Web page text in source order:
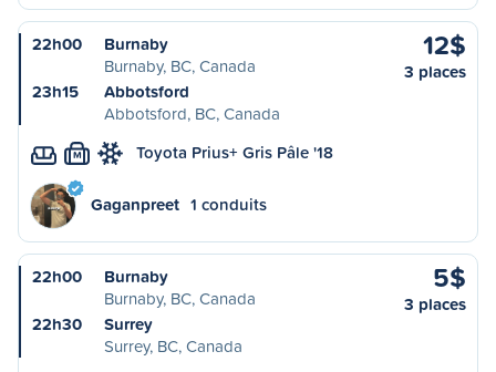
22h00
Burnaby
Burnaby, BC, Canada
23h15
Abbotsford
Abbotsford, BC, Canada
12$
3 places
M Toyota Prius+ Gris Pâle '18
Gaganpreet 1 conduits
22h00
Burnaby
Burnaby, BC, Canada
22h30
Surrey
Surrey, BC, Canada
5$
3 places